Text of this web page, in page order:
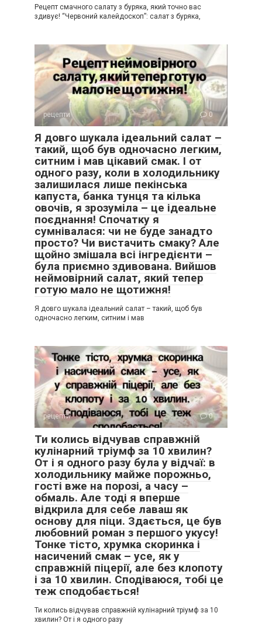
Рецепт смачного салату з буряка, який точно вас
здивує! “Червоний калейдоскоп”: салат з буряка,
рецепти 0
Я довго шукала ідеальний салат –
такий, щоб був одночасно легким,
ситним і мав цікавий смак. І от
одного разу, коли в холодильнику
залишилася лише пекінська
капуста, банка тунця та кілька
овочів, я зрозуміла – це ідеальне
поєднання! Спочатку я
сумнівалася: чи не буде занадто
просто? Чи вистачить смаку? Але
щойно змішала всі інгредієнти –
була приємно здивована. Вийшов
неймовірний салат, який тепер
готую мало не щотижня!
Я довго шукала ідеальний салат – такий, щоб був
одночасно легким, ситним і мав
рецепти 0
Ти колись відчував справжній
кулінарний тріумф за 10 хвилин?
От і я одного разу була у відчаї: в
холодильнику майже порожньо,
гості вже на порозі, а часу –
обмаль. Але тоді я вперше
відкрила для себе лаваш як
основу для піци. Здається, це був
любовний роман з першого укусу!
Тонке тісто, хрумка скоринка і
насичений смак – усе, як у
справжній піцерії, але без клопоту
і за 10 хвилин. Сподіваюся, тобі це
теж сподобається!
Ти колись відчував справжній кулінарний тріумф за 10
хвилин? От і я одного разу